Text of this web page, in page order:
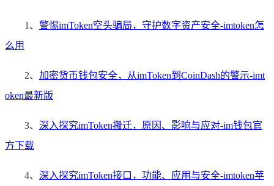
1、 警惕imToken空头骗局，守护数字资产安全-imtoken怎
么用
2、 加密货币钱包安全，从imToken到CoinDash的警示-imt
oken最新版
3、 深入探究imToken搬迁，原因、影响与应对-im钱包官
方下载
4、 深入探究imToken接口，功能、应用与安全-imtoken苹